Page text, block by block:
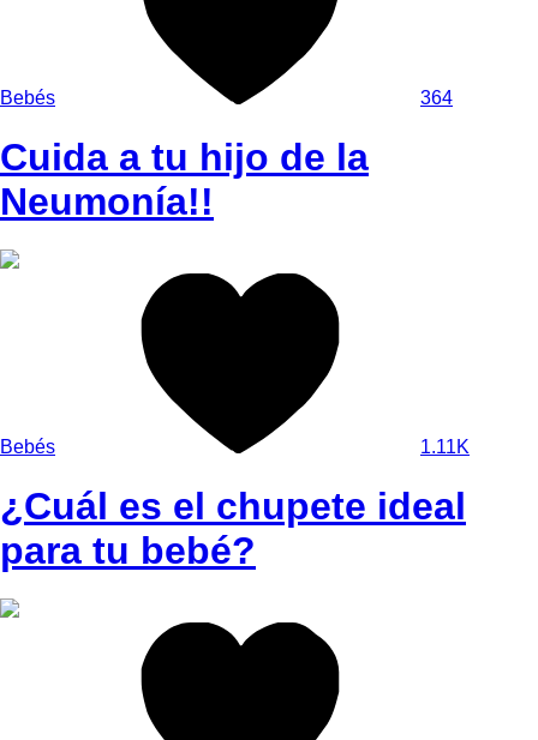
Bebés 364
Cuida a tu hijo de la
Neumonía!!
Bebés 1.11K
¿Cuál es el chupete ideal
para tu bebé?